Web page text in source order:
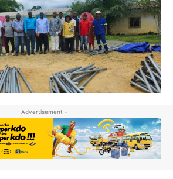
- Advertisement -